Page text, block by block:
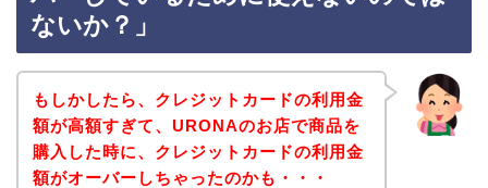
ないか？」
もしかしたら、クレジットカードの利用金
額が高額すぎて、URONAのお店で商品を
購入した時に、クレジットカードの利用金
額がオーバーしちゃったのかも・・・